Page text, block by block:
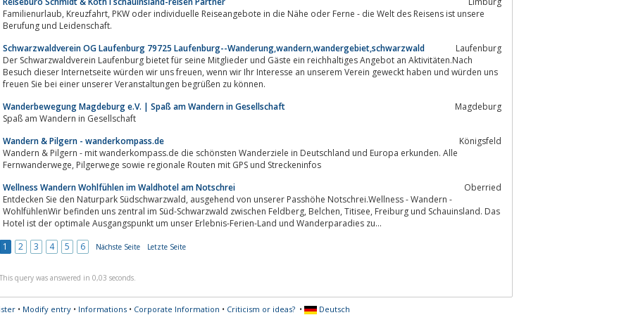
Familienurlaub, Kreuzfahrt, PKW oder individuelle Reiseangebote in die Nähe oder Ferne - die Welt des Reisens ist unsere
Berufung und Leidenschaft.
Schwarzwaldverein OG Laufenburg 79725 Laufenburg--Wanderung,wandern,wandergebiet,schwarzwald
Laufenburg
Der Schwarzwaldverein Laufenburg bietet für seine Mitglieder und Gäste ein reichhaltiges Angebot an Aktivitäten.Nach
Besuch dieser Internetseite würden wir uns freuen, wenn wir Ihr Interesse an unserem Verein geweckt haben und würden uns
freuen Sie bei einer unserer Veranstaltungen begrüßen zu können.
Wanderbewegung Magdeburg e.V. | Spaß am Wandern in Gesellschaft
Magdeburg
Spaß am Wandern in Gesellschaft
Wandern & Pilgern - wanderkompass.de
Königsfeld
Wandern & Pilgern - mit wanderkompass.de die schönsten Wanderziele in Deutschland und Europa erkunden. Alle
Fernwanderwege, Pilgerwege sowie regionale Routen mit GPS und Streckeninfos
Wellness Wandern Wohlfühlen im Waldhotel am Notschrei
Oberried
Entdecken Sie den Naturpark Südschwarzwald, ausgehend von unserer Passhöhe Notschrei.Wellness - Wandern -
WohlfühlenWir befinden uns zentral im Süd-Schwarzwald zwischen Feldberg, Belchen, Titisee, Freiburg und Schauinsland. Das
Hotel ist der optimale Ausgangspunkt um unser Erlebnis-Ferien-Land und Wanderparadies zu...
1
2 3 4 5 6 Nächste Seite Letzte Seite
This query was answered in 0,03 seconds.
• Modify entry• Informations• Corporate Information • Criticism or ideas?• Deutsch